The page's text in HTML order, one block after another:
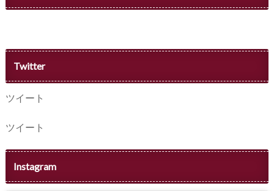
Twitter
ツイート
ツイート
Instagram